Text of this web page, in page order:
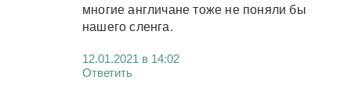
многие англичане тоже не поняли бы
нашего сленга.
12.01.2021 в 14:02
Ответить